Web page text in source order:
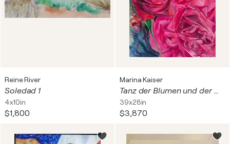
Reine River
Soledad 1
4x10in
$1,800
Marina Kaiser
Tanz der Blumen und der Meerestiefe 2
39x28in
$3,870